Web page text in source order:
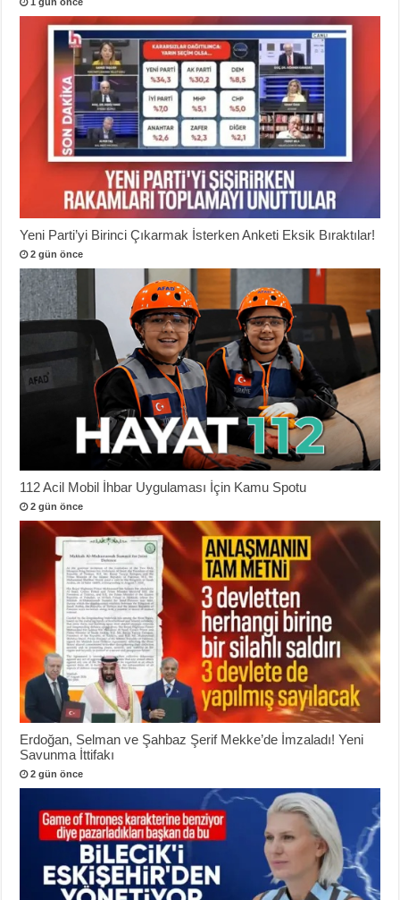
Yeni Parti’yi Birinci Çıkarmak İsterken Anketi Eksik Bıraktılar!
2 gün önce
112 Acil Mobil İhbar Uygulaması İçin Kamu Spotu
2 gün önce
Erdoğan, Selman ve Şahbaz Şerif Mekke’de İmzaladı! Yeni
Savunma İttifakı
2 gün önce